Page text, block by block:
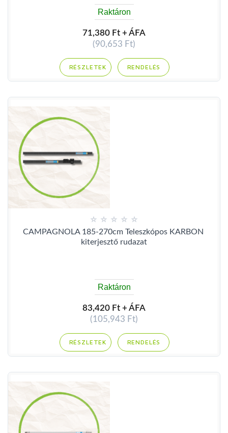
Raktáron
71,380 Ft + ÁFA
(90,653 Ft)
RENDELÉS
CAMPAGNOLA 185-270cm Teleszkópos KARBON
kiterjesztő rudazat
Raktáron
83,420 Ft + ÁFA
(105,943 Ft)
RENDELÉS